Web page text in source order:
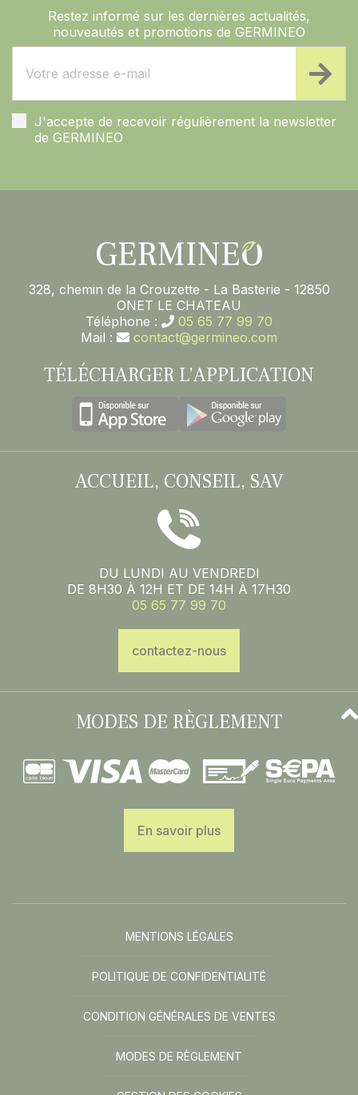
Restez informé sur les dernières actualités,
nouveautés et promotions de GERMINEO
J'accepte de recevoir régulièrement la newsletter
de GERMINEO
328, chemin de la Crouzette - La Basterie - 12850
ONET LE CHATEAU
Téléphone :
05 65 77 99 70
Mail :
contact@germineo.com
TÉLÉCHARGER L’APPLICATION
ACCUEIL, CONSEIL, SAV
DU LUNDI AU VENDREDI
DE 8H30 À 12H ET DE 14H À 17H30
05 65 77 99 70
contactez-nous
MODES DE RÈGLEMENT
En savoir plus
MENTIONS LÉGALES
POLITIQUE DE CONFIDENTIALITÉ
CONDITION GÉNÉRALES DE VENTES
MODES DE RÈGLEMENT